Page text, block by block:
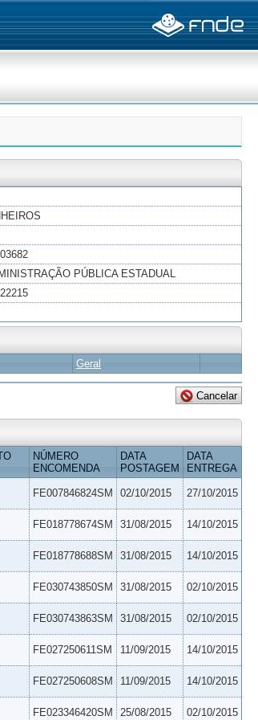
PÚBLICA ESTADUAL
Geral
NÚMERO
ENCOMENDA
DATA
POSTAGEM
DATA
ENTREGA
FE007846824SM 02/10/2015 27/10/2015
FE018778674SM 31/08/2015 14/10/2015
FE018778688SM 31/08/2015 14/10/2015
FE030743850SM 31/08/2015 02/10/2015
FE030743863SM 31/08/2015 02/10/2015
FE027250611SM 11/09/2015 14/10/2015
FE027250608SM 11/09/2015 14/10/2015
FE023346420SM 25/08/2015 02/10/2015